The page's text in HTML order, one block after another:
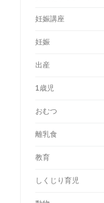
妊娠講座
妊娠
出産
1歳児
おむつ
離乳食
教育
しくじり育児